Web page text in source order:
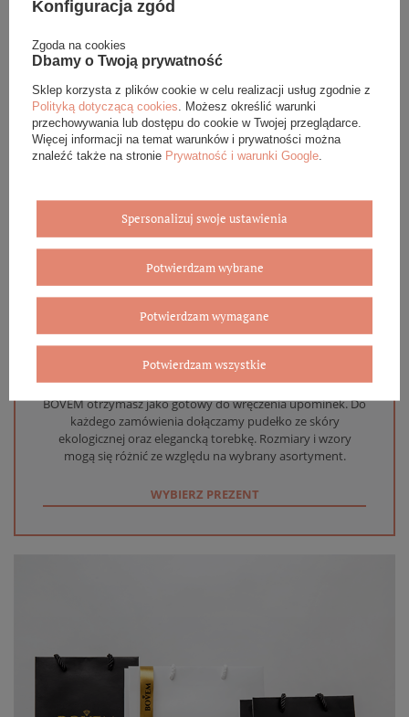
DANE SZCZEGÓŁOWE
OPINIE (0)
Eleganckie opakowanie gratis
Biżuterię i zegarki zakupione w sklepie internetowym
BOVEM otrzymasz jako gotowy do wręczenia upominek. Do
każdego zamówienia dołączamy pudełko ze skóry
ekologicznej oraz elegancką torebkę. Rozmiary i wzory
mogą się różnić ze względu na wybrany asortyment.
WYBIERZ PREZENT
Konfiguracja zgód
Zgoda na cookies
Dbamy o Twoją prywatność
Sklep korzysta z plików cookie w celu realizacji usług zgodnie z
Polityką dotyczącą cookies . Możesz określić warunki
przechowywania lub dostępu do cookie w Twojej przeglądarce.
Więcej informacji na temat warunków i prywatności można
znaleźć także na stronie Prywatność i warunki Google
Spersonalizuj swoje ustawienia
Potwierdzam wybrane
Potwierdzam wymagane
Potwierdzam wszystkie